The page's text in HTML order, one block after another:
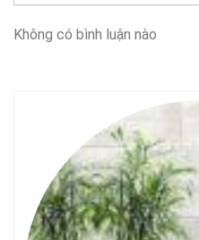
Không có bình luận nào